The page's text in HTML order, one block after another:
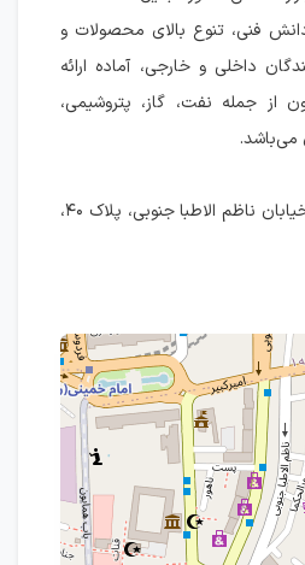
فنی، تنوع بالای محصولات و
داخلی و خارجی، آماده ارائه
از جمله نفت، گاز، پتروشیمی،
می‌باشد.
تهران، خیابان امیرکبیر ، خیابان ناظم الاطبا جنوبی، پلاک ۴۰،